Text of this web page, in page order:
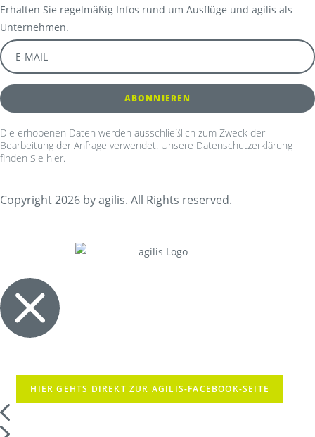
Erhalten Sie regelmäßig Infos rund um Ausflüge und agilis als
Unternehmen.
Die erhobenen Daten werden ausschließlich zum Zweck der
Bearbeitung der Anfrage verwendet. Unsere Datenschutzerklärung
finden Sie hier.
Copyright 2026 by agilis. All Rights reserved.
HIER GEHTS DIREKT ZUR AGILIS-FACEBOOK-SEITE